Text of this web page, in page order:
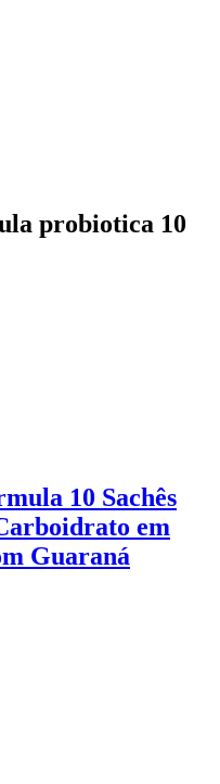
probiotica 10
10 Sachês
em
Guaraná